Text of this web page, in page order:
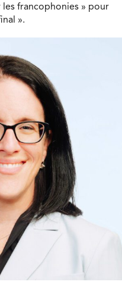
francophonies » pour
».